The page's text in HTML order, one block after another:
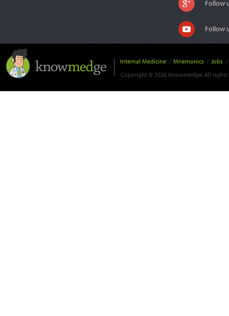
Follow
Follow
Internal Medicine / Mnemonics / Jobs /
Copyright © 2026 Knowmedge. All